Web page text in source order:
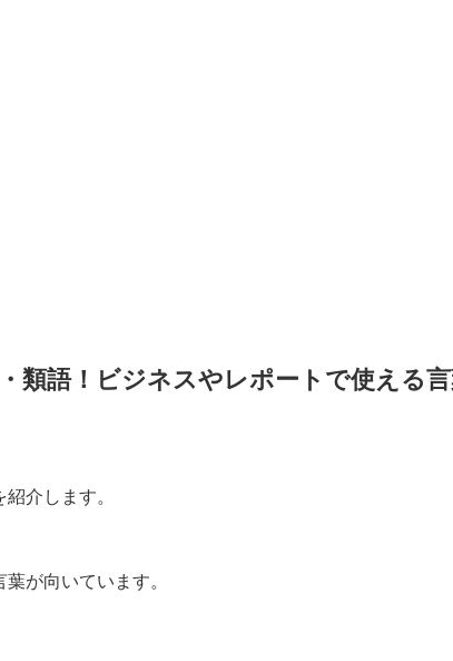
類語！ビジネスやレポートで使える
介します。
が向いています。